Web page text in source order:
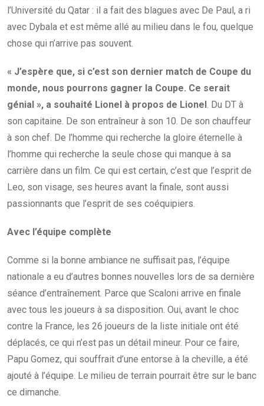
l’Université du Qatar : il a fait des blagues avec De Paul, a ri
avec Dybala et est même allé au milieu dans le fou, quelque
chose qui n’arrive pas souvent.
« J’espère que, si c’est son dernier match de Coupe du
monde, nous pourrons gagner la Coupe. Ce serait
génial », a souhaité Lionel à propos de Lionel . Du DT à
son capitaine. De son entraîneur à son 10. De son chauffeur
à son chef. De l’homme qui recherche la gloire éternelle à
l’homme qui recherche la seule chose qui manque à sa
carrière dans un film. Ce qui est certain, c’est que l’esprit de
Leo, son visage, ses heures avant la finale, sont aussi
passionnants que l’esprit de ses coéquipiers.
Avec l’équipe complète
Comme si la bonne ambiance ne suffisait pas, l’équipe
nationale a eu d’autres bonnes nouvelles lors de sa dernière
séance d’entraînement. Parce que Scaloni arrive en finale
avec tous les joueurs à sa disposition. Oui, avant le choc
contre la France, les 26 joueurs de la liste initiale ont été
déplacés, ce qui n’est pas un détail mineur. Pour ce faire,
Papu Gomez, qui souffrait d’une entorse à la cheville, a été
ajouté à l’équipe. Le milieu de terrain pourrait être sur le banc
ce dimanche.